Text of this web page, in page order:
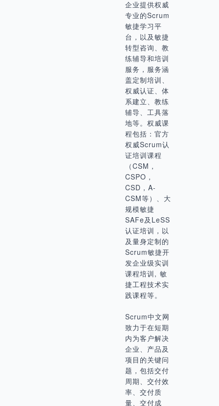
企业提供权威
专业的Scrum
敏捷学习平
台，以及敏捷
转型咨询、教
练辅导和培训
服务，服务涵
盖定制培训、
权威认证、体
系建立、教练
辅导、工具落
地等。权威课
程包括：官方
权威Scrum认
证培训课程
（CSM，
CSPO，
CSD，A-
CSM等）、大
规模敏捷
SAFe及LeSS
认证培训，以
及量身定制的
Scrum敏捷开
发企业级实训
课程培训, 敏
捷工程技术实
践课程等。
Scrum中文网
致力于在短期
内为客户解决
企业、产品及
项目的关键问
题，包括交付
周期、交付效
率、交付质
量、交付成